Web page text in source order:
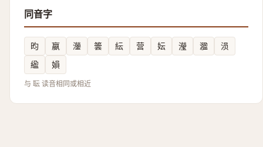
同音字
昀 嬴 灐 䉙 紜 营 妘 瀅 㵬
涢
䋼
㜏
与 耺 读音相同或相近